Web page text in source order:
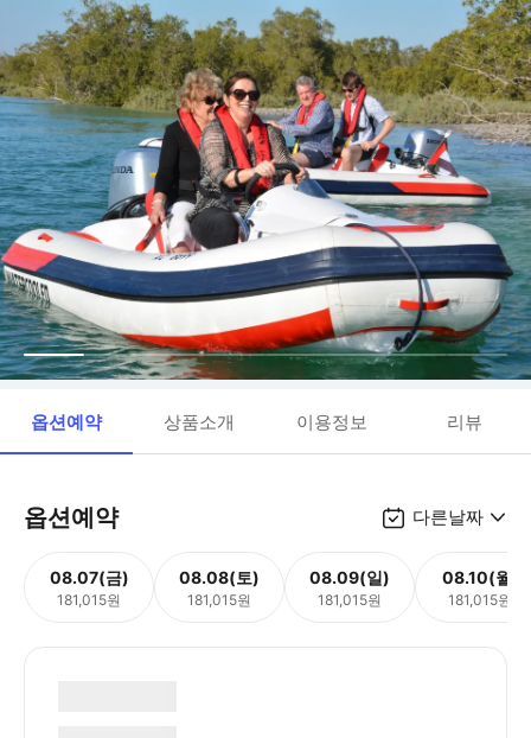
옵션예약 상품소개 이용정보 리뷰
옵션예약 다른날짜
08.07(금)
181,015원
08.08(토)
181,015원
08.09(일)
181,015원
08.10(월)
181,015원